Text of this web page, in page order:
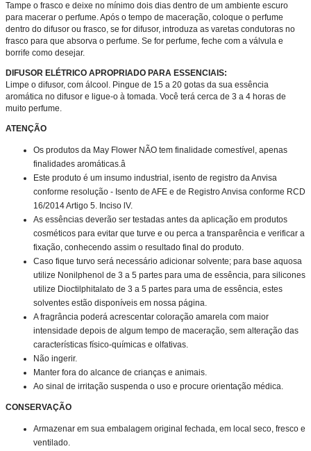
Tampe o frasco e deixe no mínimo dois dias dentro de um ambiente escuro
para macerar o perfume. Após o tempo de maceração, coloque o perfume
dentro do difusor ou frasco, se for difusor, introduza as varetas condutoras no
frasco para que absorva o perfume. Se for perfume, feche com a válvula e
borrife como desejar.
DIFUSOR ELÉTRICO APROPRIADO PARA ESSENCIAIS:
Limpe o difusor, com álcool. Pingue de 15 a 20 gotas da sua essência
aromática no difusor e ligue-o à tomada. Você terá cerca de 3 a 4 horas de
muito perfume.
ATENÇÃO
Os produtos da May Flower NÃO tem finalidade comestível, apenas
finalidades aromáticas.â
Este produto é um insumo industrial, isento de registro da Anvisa
conforme resolução - Isento de AFE e de Registro Anvisa conforme RCD
16/2014 Artigo 5. Inciso lV.
As essências deverão ser testadas antes da aplicação em produtos
cosméticos para evitar que turve e ou perca a transparência e verificar a
fixação, conhecendo assim o resultado final do produto.
Caso fique turvo será necessário adicionar solvente; para base aquosa
utilize Nonilphenol de 3 a 5 partes para uma de essência, para silicones
utilize Dioctilphitalato de 3 a 5 partes para uma de essência, estes
solventes estão disponíveis em nossa página.
A fragrância poderá acrescentar coloração amarela com maior
intensidade depois de algum tempo de maceração, sem alteração das
características físico-químicas e olfativas.
Não ingerir.
Manter fora do alcance de crianças e animais.
Ao sinal de irritação suspenda o uso e procure orientação médica.
CONSERVAÇÃO
Armazenar em sua embalagem original fechada, em local seco, fresco e
ventilado.